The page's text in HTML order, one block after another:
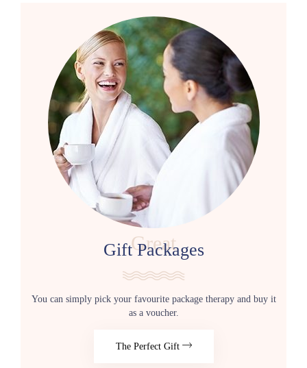
Great
Gift Packages
You can simply pick your favourite package therapy and buy it
as a voucher.
The Perfect Gift